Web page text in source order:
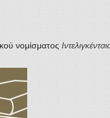
νομίσματος